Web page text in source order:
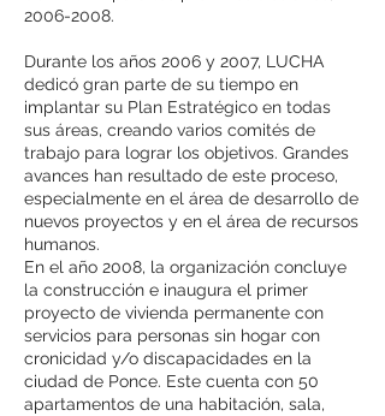
2006-2008.
Durante los años 2006 y 2007, LUCHA
dedicó gran parte de su tiempo en
implantar su Plan Estratégico en todas
sus áreas, creando varios comités de
trabajo para lograr los objetivos. Grandes
avances han resultado de este proceso,
especialmente en el área de desarrollo de
nuevos proyectos y en el área de recursos
humanos.
En el año 2008, la organización concluye
la construcción e inaugura el primer
proyecto de vivienda permanente con
servicios para personas sin hogar con
cronicidad y/o discapacidades en la
ciudad de Ponce. Este cuenta con 50
apartamentos de una habitación, sala,